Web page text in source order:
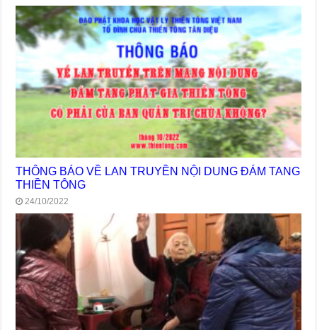
THÔNG BÁO VỀ LAN TRUYỀN NỘI DUNG ĐÁM TANG
THIỀN TÔNG
24/10/2022